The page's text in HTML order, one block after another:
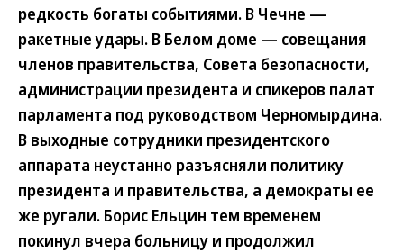
редкость богаты событиями. В Чечне —
ракетные удары. В Белом доме — совещания
членов правительства, Совета безопасности,
администрации президента и спикеров палат
парламента под руководством Черномырдина.
В выходные сотрудники президентского
аппарата неустанно разъясняли политику
президента и правительства, а демократы ее
же ругали. Борис Ельцин тем временем
покинул вчера больницу и продолжил